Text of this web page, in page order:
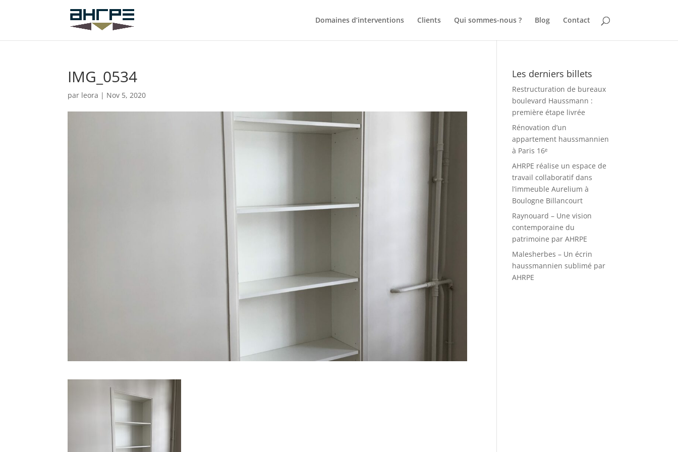
Domaines d’interventions Clients Qui sommes-nous ? Blog Contact
IMG_0534
par leora | Nov 5, 2020
Les derniers billets
Restructuration de bureaux
boulevard Haussmann :
première étape livrée
Rénovation d’un
appartement haussmannien
à Paris 16ᵉ
AHRPE réalise un espace de
travail collaboratif dans
l’immeuble Aurelium à
Boulogne Billancourt
Raynouard – Une vision
contemporaine du
patrimoine par AHRPE
Malesherbes – Un écrin
haussmannien sublimé par
AHRPE